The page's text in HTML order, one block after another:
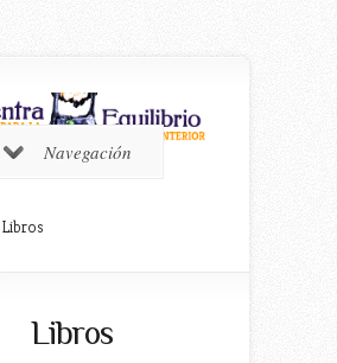
Navegación
Libros
Libros